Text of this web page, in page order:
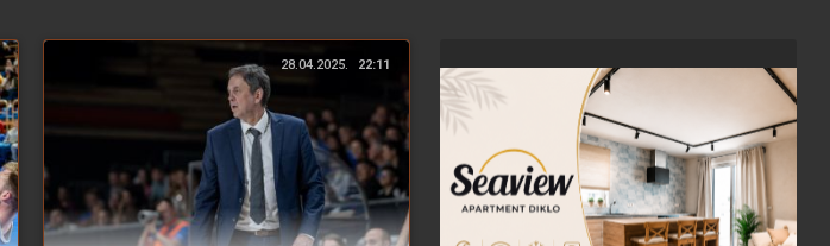
28.04.2025. 22:11